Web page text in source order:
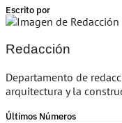
Escrito por
Redacción
Departamento de
arquitectura y la
Últimos Números